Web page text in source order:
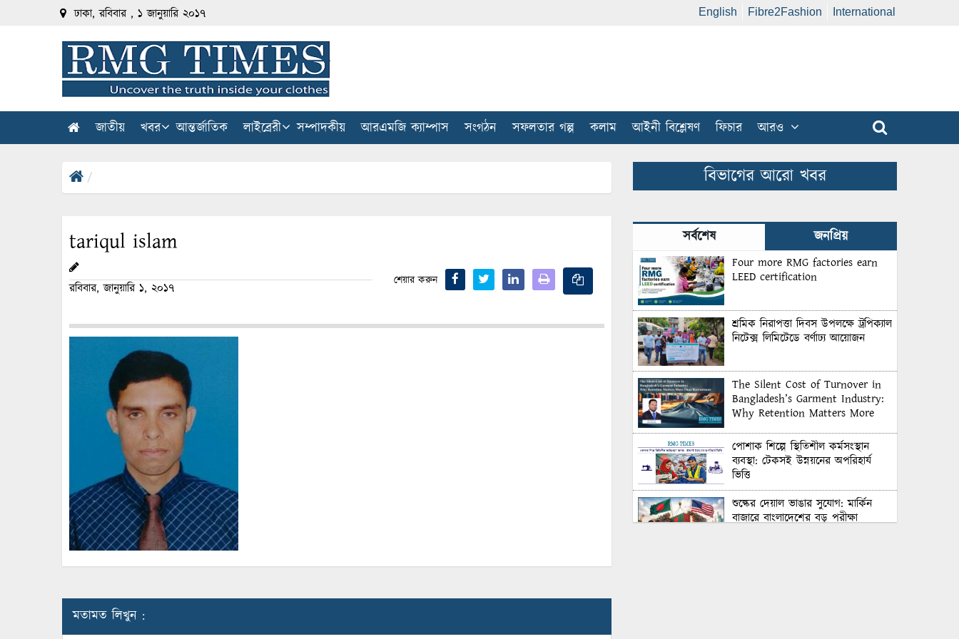
ঢাকা, রবিবার , ১ জানুয়ারি ২০১৭ English Fibre2Fashion International
জাতীয় খবর আন্তর্জাতিক লাইব্রেরী সম্পাদকীয় আরএমজি ক্যাম্পাস সংগঠন সফলতার গল্প কলাম আইনী বিশ্লেষণ ফিচার আরও
tariqul islam
রবিবার, জানুয়ারি ১, ২০১৭ শেয়ার করুন
মতামত লিখুন :
বিভাগের আরো খবর
সর্বশেষ জনপ্রিয়
Four more RMG factories earn
LEED certification
শ্রমিক নিরাপত্তা দিবস উপলক্ষে ট্রপিক্যাল
নিটেক্স লিমিটেডে বর্ণাঢ্য আয়োজন
The Silent Cost of Turnover in
Bangladesh’s Garment Industry:
Why Retention Matters More
পোশাক শিল্পে স্থিতিশীল কর্মসংস্থান
ব্যবস্থা: টেকসই উন্নয়নের অপরিহার্য
ভিত্তি
শুল্কের দেয়াল ভাঙার সুযোগ: মার্কিন
বাজারে বাংলাদেশের বড় পরীক্ষা